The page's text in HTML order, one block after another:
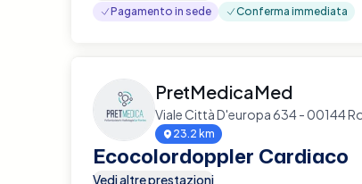
Pagamento in sede Conferma immediata
PretMedicaMed
Viale Città D'europa 634 - 00144
23.2 km
Ecocolordoppler Cardiaco
Vedi altre prestazioni